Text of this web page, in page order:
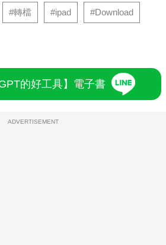
#轉檔 #ipad #Download
的好工具】電子書
ADVERTISEMENT